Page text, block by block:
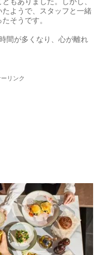
ようで、スタッフと一緒
そうです。
間が多くなり、心が離れ
リンク